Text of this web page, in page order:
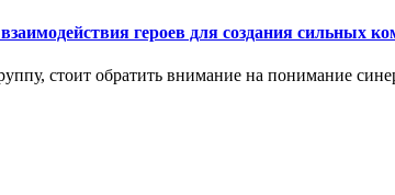
героев для создания сильных
стоит обратить внимание на понимание